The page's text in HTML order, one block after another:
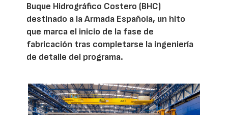
Buque Hidrográfico Costero (BHC)
destinado a la Armada Española, un hito
que marca el inicio de la fase de
fabricación tras completarse la ingeniería
de detalle del programa.